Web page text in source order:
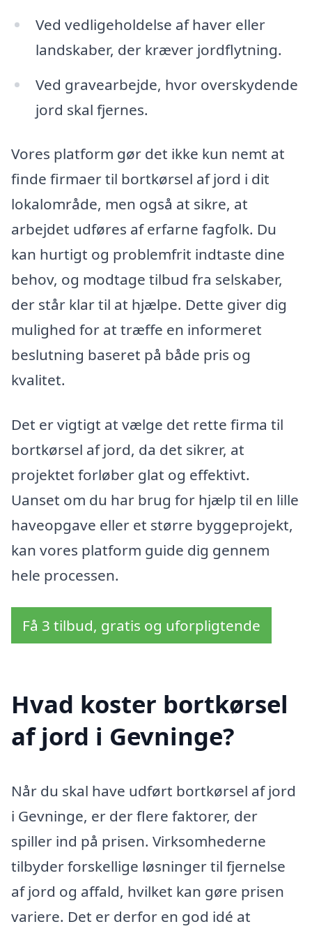
Ved vedligeholdelse af haver eller
landskaber, der kræver jordflytning.
Ved gravearbejde, hvor overskydende
jord skal fjernes.
Vores platform gør det ikke kun nemt at
finde firmaer til bortkørsel af jord i dit
lokalområde, men også at sikre, at
arbejdet udføres af erfarne fagfolk. Du
kan hurtigt og problemfrit indtaste dine
behov, og modtage tilbud fra selskaber,
der står klar til at hjælpe. Dette giver dig
mulighed for at træffe en informeret
beslutning baseret på både pris og
kvalitet.
Det er vigtigt at vælge det rette firma til
bortkørsel af jord, da det sikrer, at
projektet forløber glat og effektivt.
Uanset om du har brug for hjælp til en lille
haveopgave eller et større byggeprojekt,
kan vores platform guide dig gennem
hele processen.
Få 3 tilbud, gratis og uforpligtende
Hvad koster bortkørsel
af jord i Gevninge?
Når du skal have udført bortkørsel af jord
i Gevninge, er der flere faktorer, der
spiller ind på prisen. Virksomhederne
tilbyder forskellige løsninger til fjernelse
af jord og affald, hvilket kan gøre prisen
variere. Det er derfor en god idé at